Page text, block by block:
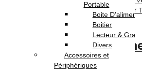
Accessoires Téléphones,Divers Pour
Support de
à Ventouse
Portable
Boite
Boitier
Lecteur &
Divers
Accessoires et
Périphériques